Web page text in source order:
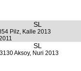
SL
Pilz, Kalle 2013
SL
Aksoy, Nuri 2013